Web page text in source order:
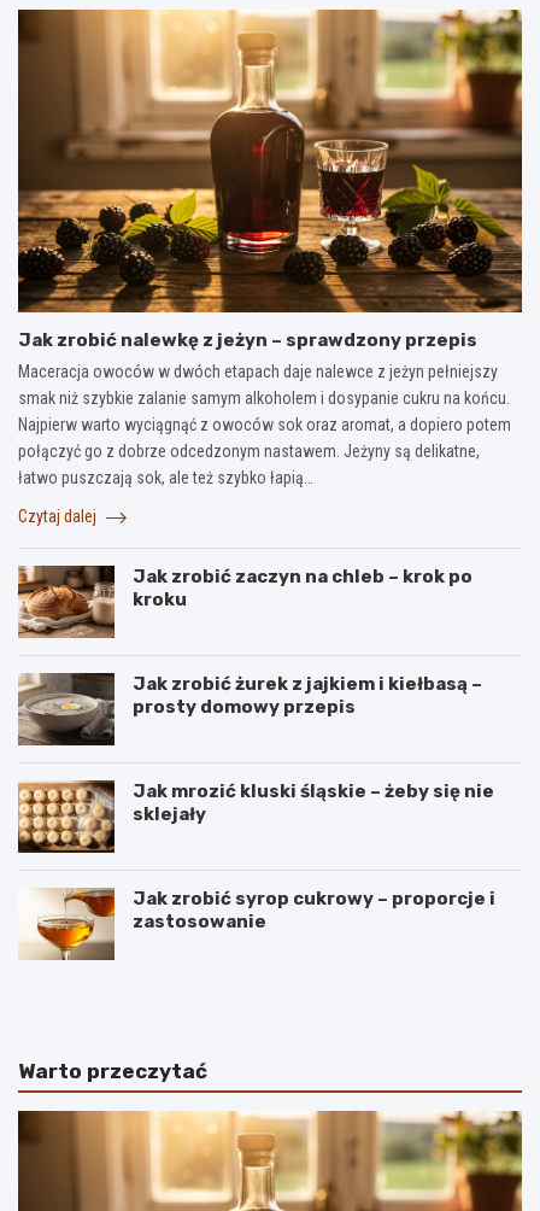
Jak zrobić nalewkę z jeżyn – sprawdzony przepis
Maceracja owoców w dwóch etapach daje nalewce z jeżyn pełniejszy
smak niż szybkie zalanie samym alkoholem i dosypanie cukru na końcu.
Najpierw warto wyciągnąć z owoców sok oraz aromat, a dopiero potem
połączyć go z dobrze odcedzonym nastawem. Jeżyny są delikatne,
łatwo puszczają sok, ale też szybko łapią…
Czytaj dalej
Jak zrobić zaczyn na chleb – krok po
kroku
Jak zrobić żurek z jajkiem i kiełbasą –
prosty domowy przepis
Jak mrozić kluski śląskie – żeby się nie
sklejały
Jak zrobić syrop cukrowy – proporcje i
zastosowanie
B
y
–
r
S
t
y
i
Warto przeczytać